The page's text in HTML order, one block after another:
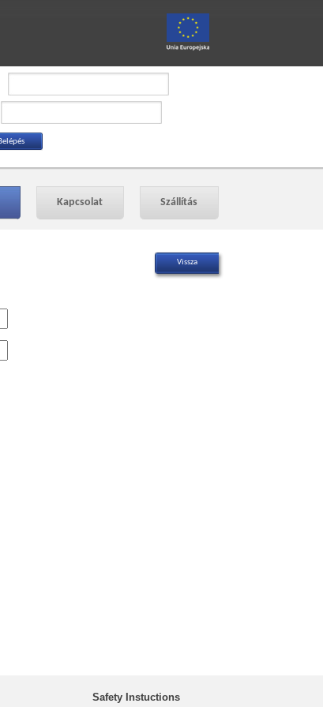
Kapcsolat Szállítás
Safety Instuctions